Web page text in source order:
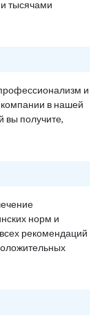
тысячами
и
компании в нашей
вы получите,
норм и
рекомендаций